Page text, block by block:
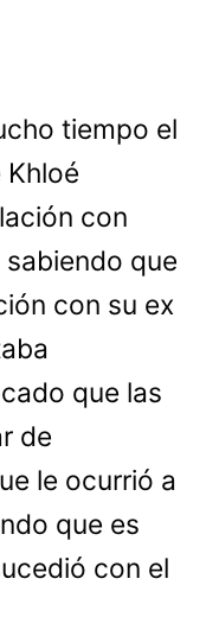
tiempo el
con
que
con su ex
que las
de
le ocurrió a
que es
con el